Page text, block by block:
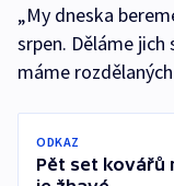
„My dneska
srpen. Děláme
máme
ODKAZ
Pět set kovářů